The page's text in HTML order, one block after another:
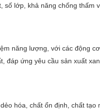
số lớp, khả năng chống thấm
năng lượng, với các động
đáp ứng yêu cầu sản xuất
hóa, chất ổn định, chất tạo